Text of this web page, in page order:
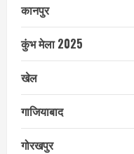
कानपुर
कुंभ मेला 2025
खेल
गाजियाबाद
गोरखपुर